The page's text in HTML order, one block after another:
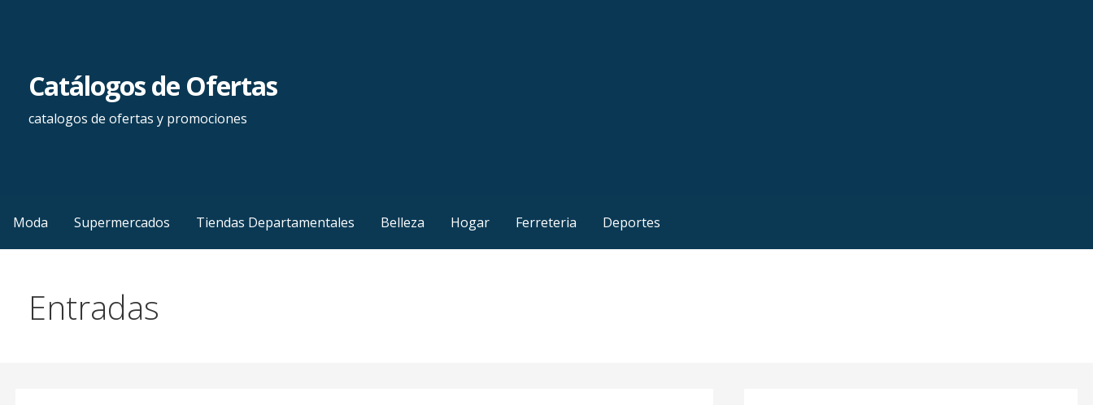
Catálogos de Ofertas
catalogos de ofertas y promociones
Moda Supermercados Tiendas Departamentales Belleza Hogar Ferreteria Deportes
Entradas